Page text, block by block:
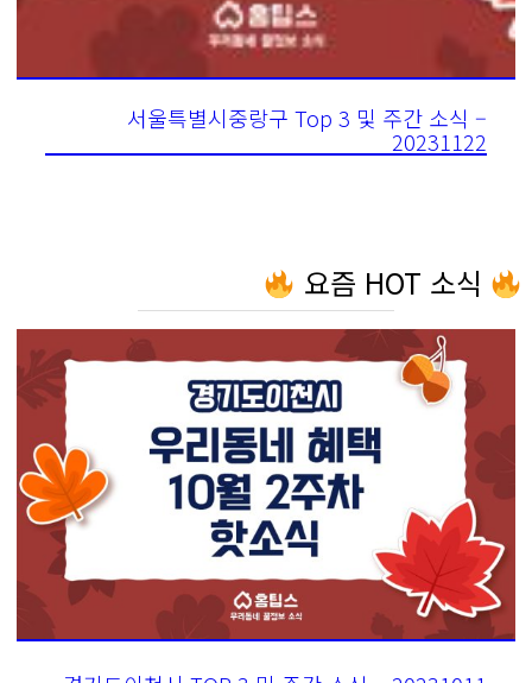
서울특별시중랑구 Top 3 및 주간 소식 –
20231122
요즘 HOT 소식